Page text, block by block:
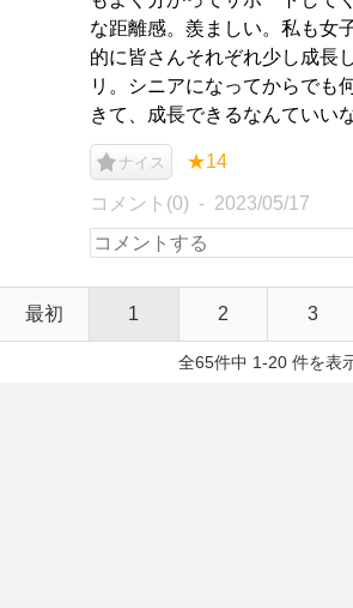
な距離感。羨ましい。私も女
的に皆さんそれぞれ少し成長
リ。シニアになってからでも
きて、成長できるなんていい
ナイス ★14
コメント(0) 2023/05/17
最初 1 2 3
全65件中 1-20 件を表